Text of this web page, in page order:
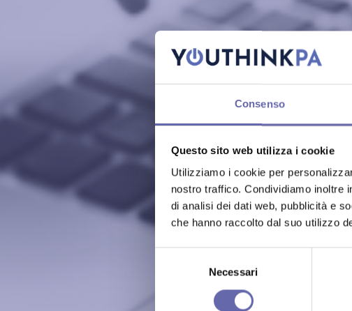
Consenso
Questo sito web utilizza i cookie
Utilizziamo i cookie per
nostro traffico. Condividiamo inoltre
di analisi dei dati web, pubblicità e
che hanno raccolto dal suo utilizzo
Necessari